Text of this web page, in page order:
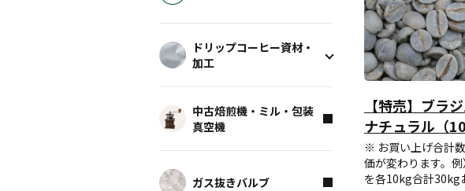
【特売】ブラ
ナチュラル（
※ お買い上げ合計
価が変わります。
を各10kg合計30kg
ドリップコーヒー資材・
加工
中古焙煎機・ミル・包装
真空機
ガス抜きバルブ